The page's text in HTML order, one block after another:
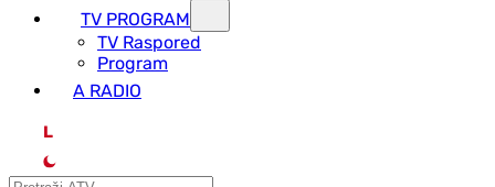
TV PROGRAM
ТV Raspored
Program
A RADIO
L